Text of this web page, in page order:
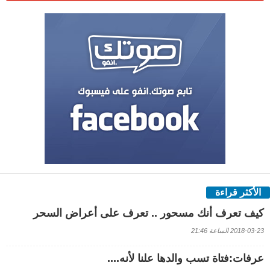
الأكثر قراءة
كيف تعرف أنك مسحور .. تعرف على أعراض السحر
2018-03-23 الساعة 21:46
عرفات:فتاة تسب والدها علنا لأنه....